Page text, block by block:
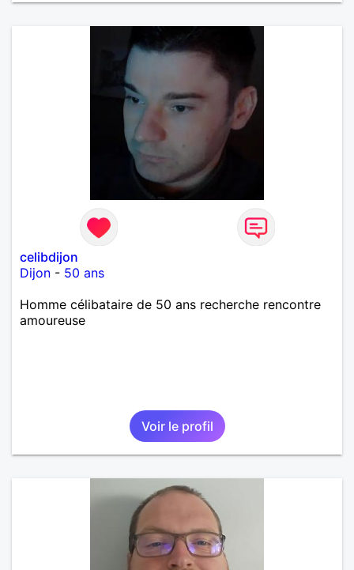
celibdijon
Dijon - 50 ans
Homme célibataire de 50 ans recherche rencontre
amoureuse
Voir le profil